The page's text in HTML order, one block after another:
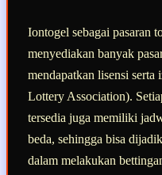
Iontogel sebagai pasaran
menyediakan banyak
mendapatkan lisensi
Lottery Association).
tersedia juga memiliki
beda, sehingga bisa
dalam melakukan